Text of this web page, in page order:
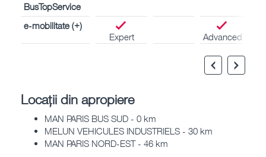
BusTopService
e-mobilitate (+)
Expert
Advanced
Locații din apropiere
MAN PARIS BUS SUD - 0 km
MELUN VEHICULES INDUSTRIELS - 30 km
MAN PARIS NORD-EST - 46 km